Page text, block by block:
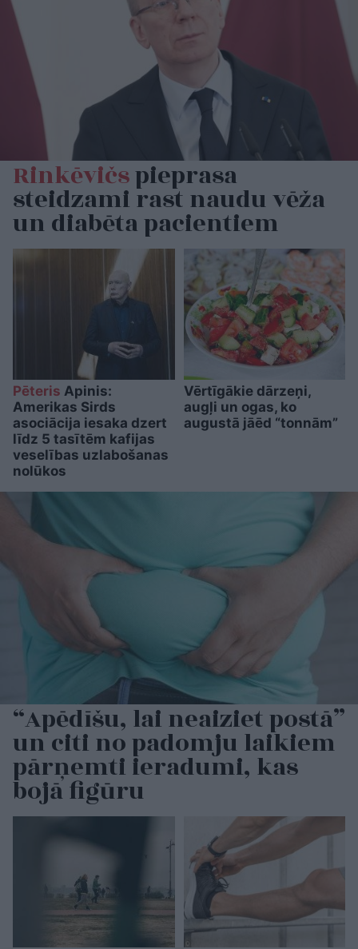
Rinkēvičspieprasa
steidzami rast naudu vēža
un diabēta pacientiem
Pēteris Apinis:
Amerikas Sirds
asociācija iesaka dzert
līdz 5 tasītēm kafijas
veselības uzlabošanas
nolūkos
Vērtīgākie dārzeņi,
augļi un ogas, ko
augustā jāēd “tonnām”
“Apēdīšu, lai neaiziet postā”
un citi no padomju laikiem
pārņemti ieradumi, kas
bojā figūru